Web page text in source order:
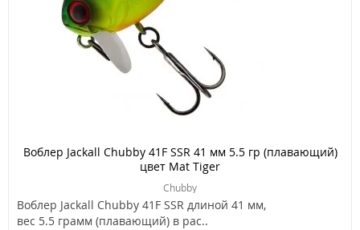
Воблер Jackall Chubby 41F SSR 41 мм 5.5 гр (плавающий)
цвет Mat Tiger
Chubby
Воблер Jackall Chubby 41F SSR длиной 41 мм,
вес 5.5 грамм (плавающий) в рас..